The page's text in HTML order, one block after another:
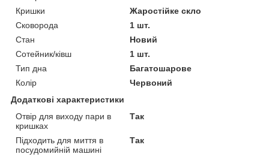
Кришки
Жаростійке скло
Сковорода
1 шт.
Стан
Новий
Сотейник/ківш
1 шт.
Тип дна
Багатошарове
Колір
Червоний
Додаткові характеристики
Отвір для виходу пари в
кришках
Так
Підходить для миття в
посудомийній машині
Так